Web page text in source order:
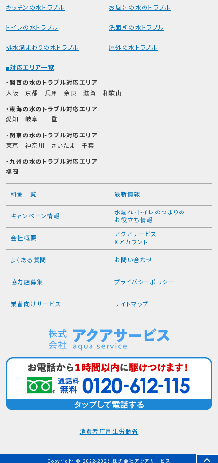
キッチンの水トラブル お風呂の水のトラブル
トイレの水トラブル 洗面所の水トラブル
排水溝まわりの水トラブル 屋外の水トラブル
対応エリア一覧
関西の水のトラブル対応エリア
大阪
京都 兵庫 奈良 滋賀 和歌山
東海の水のトラブル対応エリア
愛知
岐阜 三重
関東の水のトラブル対応エリア
東京
神奈川 さいたま 千葉
九州の水のトラブル対応エリア
福岡
料金一覧
キャンペーン情報
会社概要
よくある質問
協力店募集
業者向けサービス
最新情報
水漏れ・トイレのつまりの
お役立ち情報
アクアサービス
Xアカウント
お問い合わせ
プライバシーポリシー
サイトマップ
消費者庁厚生労働省
Copyright© 2022-2026 株式会社アクアサービス